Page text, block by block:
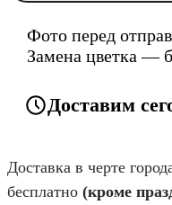
Фото перед
Замена цветка —
Доставим
Доставка в черте
бесплатно (кроме